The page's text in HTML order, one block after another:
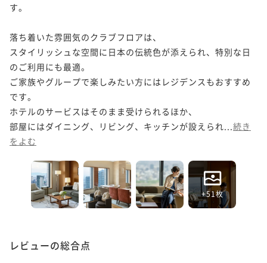
す。
落ち着いた雰囲気のクラブフロアは、
スタイリッシュな空間に日本の伝統色が添えられ、特別な日
のご利用にも最適。
ご家族やグループで楽しみたい方にはレジデンスもおすすめ
です。
ホテルのサービスはそのまま受けられるほか、
部屋にはダイニング、リビング、キッチンが設えられ... 続き
をよむ
+51枚
レビューの総合点